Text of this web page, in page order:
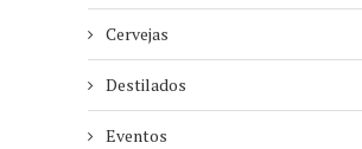
Cervejas
Destilados
Eventos